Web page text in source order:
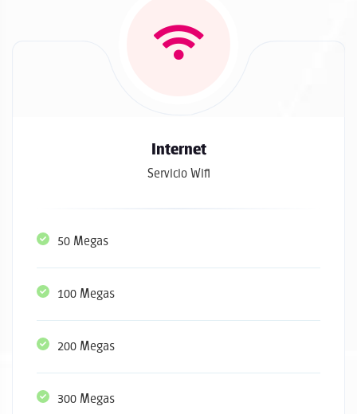
Internet
Servicio Wifi
50 Megas
100 Megas
200 Megas
300 Megas